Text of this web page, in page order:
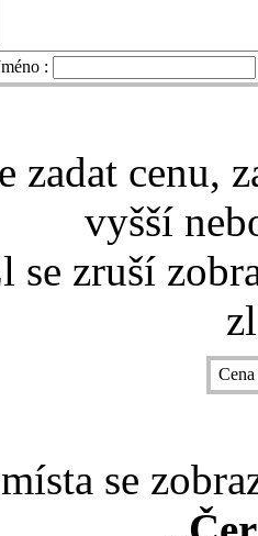
:
zadat cenu,
vyšší
se zruší
se